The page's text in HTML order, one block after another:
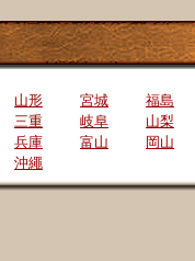
山形 宮城
福島
三重 岐阜
山梨
兵庫 富山
岡山
沖繩